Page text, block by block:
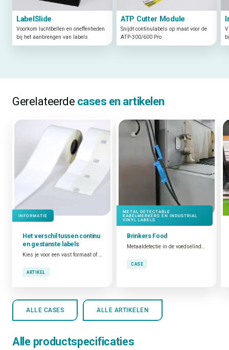
LabelSlide
Voorkom luchtbellen en oneffenheden
bij het aanbrengen van labels
ATP Cutter Module
Snijdt continulabels op maat voor de
ATP-300/600 Pro
Gerelateerde cases en artikelen
INFORMATIE
Het verschil tussen continu
en gestanste labels
ARTIKEL
METAL DETECTABLE
KABELMERKERS EN INDUSTRIAL
VINYL LABELS
Brinkers Food
CASE
ALLE CASES ALLE ARTIKELEN
Alle productspecificaties